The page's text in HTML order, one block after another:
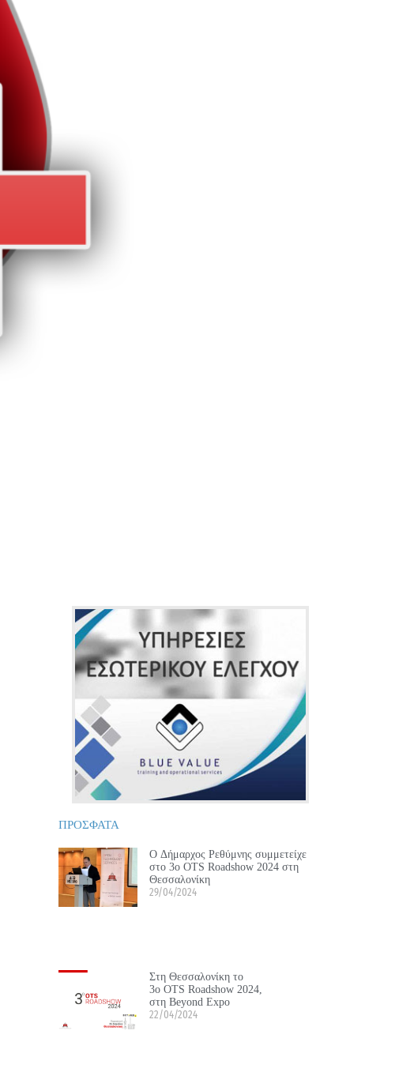
ΠΡΟΣΦΑΤΑ
Ο Δήμαρχος Ρεθύμνης συμμετείχε
στο 3ο OTS Roadshow 2024 στη
Θεσσαλονίκη
29/04/2024
Στη Θεσσαλονίκη το
3ο OTS Roadshow 2024,
στη Beyond Expo
22/04/2024